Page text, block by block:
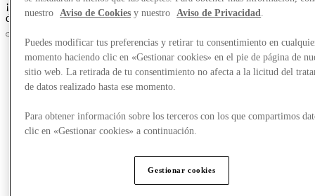
¡Crazy Days, acceso anticipado el 25 de marzo para los miembros
del Club!Únete ahora
nuestro
Aviso de Cookies y nuestro Aviso de Privacidad.
Puedes modificar tus preferencias y retirar tu consentimiento en
momento haciendo clic en «Gestionar cookies» en el pie de página de
sitio web. La retirada de tu consentimiento no afecta a la licitud del
de datos realizado hasta ese momento.
Para obtener información sobre los terceros con los que compartimos
clic en «Gestionar cookies» a continuación.
Gestionar cookies